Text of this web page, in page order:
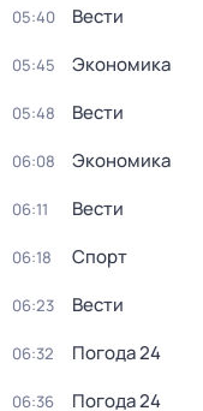
05:40 Вести
05:45 Экономика
05:48 Вести
06:08 Экономика
06:11 Вести
06:18 Спорт
06:23 Вести
06:32 Погода 24
06:36 Погода 24